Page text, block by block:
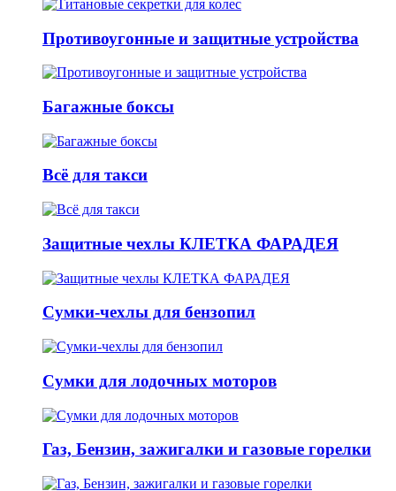
Противоугонные и защитные устройства
Багажные боксы
Всё для такси
Защитные чехлы КЛЕТКА ФАРАДЕЯ
Сумки-чехлы для бензопил
Сумки для лодочных моторов
Газ, Бензин, зажигалки и газовые горелки